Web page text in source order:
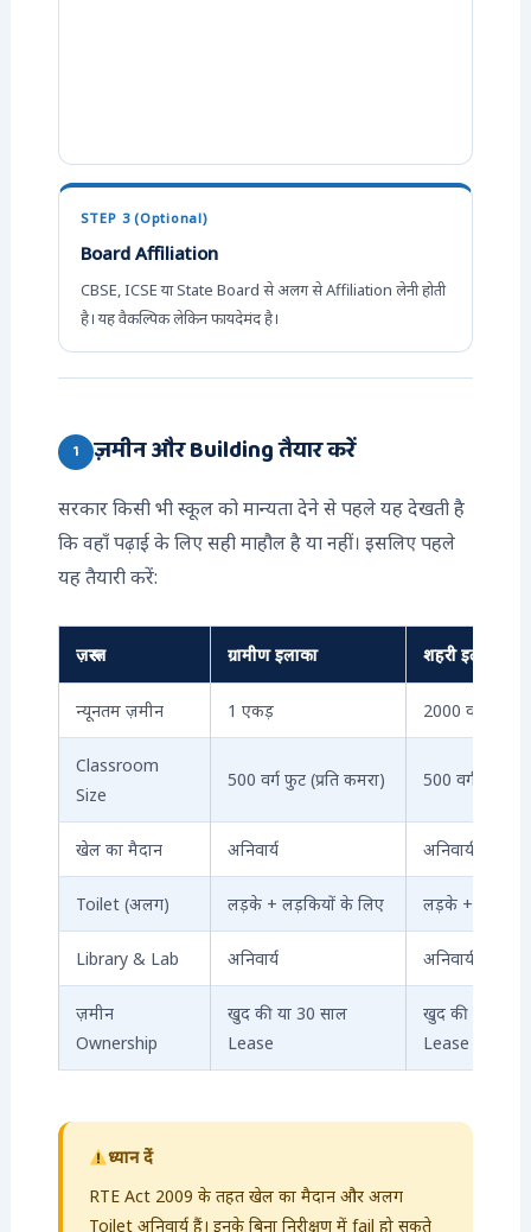
STEP 3 (Optional)
Board Affiliation
CBSE, ICSE या State Board से अलग से Affiliation लेनी होती
है। यह वैकल्पिक लेकिन फायदेमंद है।
1 ज़मीन और Building तैयार करें
सरकार किसी भी स्कूल को मान्यता देने से पहले यह देखती है
कि वहाँ पढ़ाई के लिए सही माहौल है या नहीं। इसलिए पहले
यह तैयारी करें:
ज़रूरत ग्रामीण इलाका शहरी इलाका
न्यूनतम ज़मीन 1 एकड़ 2000 वर्ग मीटर
Classroom
Size
500 वर्ग फुट (प्रति कमरा) 500 वर्ग फुट
खेल का मैदान अनिवार्य अनिवार्य
Toilet (अलग) लड़के + लड़कियों के लिए लड़के +
Library & Lab अनिवार्य अनिवार्य
ज़मीन
Ownership
खुद की या 30 साल
Lease
खुद की या 30
Lease
ध्यान दें
RTE Act 2009 के तहत खेल का मैदान और अलग
Toilet अनिवार्य हैं। इनके बिना निरीक्षण में fail हो सकते